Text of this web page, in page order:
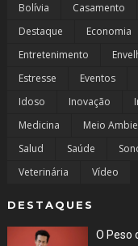
Bolívia
Casamento
Destaque
Economia
Entretenimento
Estresse
Eventos
Idoso
Inovação
Medicina
Meio
Salud
Saúde
Veterinária
Vídeo
DESTAQUES
O Peso